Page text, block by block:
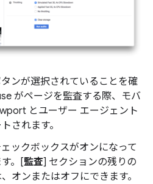
ンが選択されていることを確
がページを監査する際、モバ
とユーザー エージェント
されます。
ックボックスがオンになって
。[監査] セクションの残りの
オンまたはオフにできます。